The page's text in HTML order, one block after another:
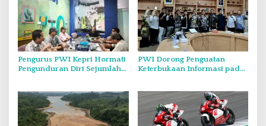
Pengurus PWI Kepri Hormati
Pengunduran Diri Sejumlah
Pusat
PWI Dorong Penguatan
Keterbukaan Informasi pada